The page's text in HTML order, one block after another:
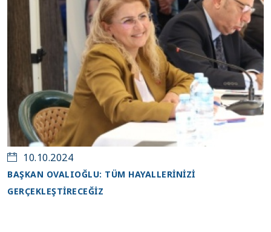
10.10.2024
BAŞKAN OVALIOĞLU: TÜM HAYALLERİNİZİ
GERÇEKLEŞTİRECEĞİZ